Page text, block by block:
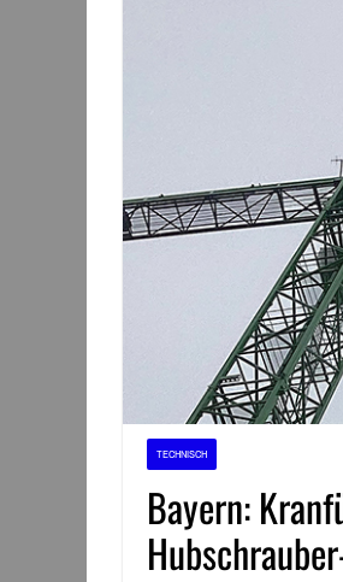
TECHNISCH
Bayern: